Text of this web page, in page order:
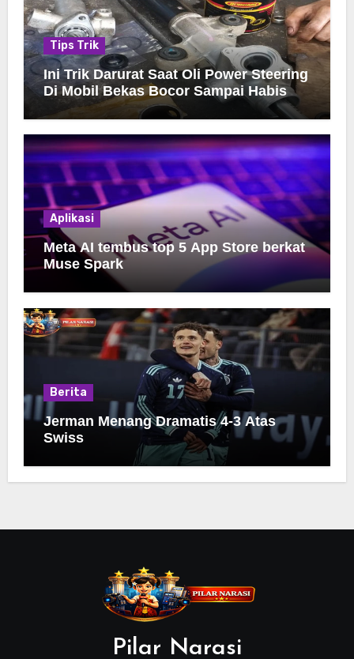
Tips Trik
Ini Trik Darurat Saat Oli Power Steering
Di Mobil Bekas Bocor Sampai Habis
Aplikasi
Meta AI tembus top 5 App Store berkat
Muse Spark
Berita
Jerman Menang Dramatis 4-3 Atas
Swiss
Pilar Narasi